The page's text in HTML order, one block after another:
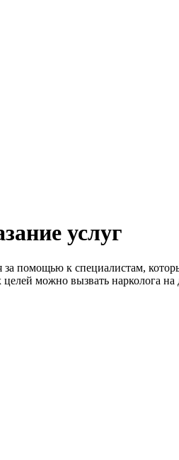
услуг
помощью к специалистам,
целей можно вызвать нарколога